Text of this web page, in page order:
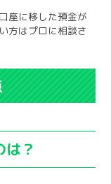
座に移した預金が
方はプロに相談さ
？